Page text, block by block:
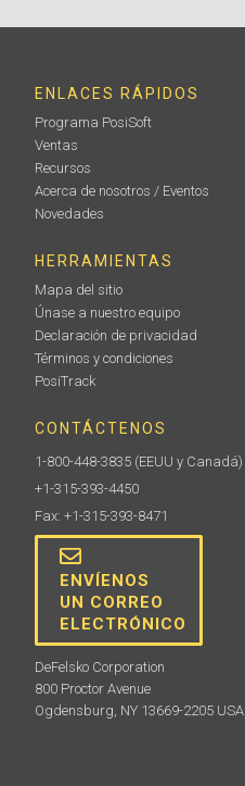
ENLACES RÁPIDOS
Programa PosiSoft
Ventas
Recursos
Acerca de nosotros / Eventos
Novedades
HERRAMIENTAS
Mapa del sitio
Únase a nuestro equipo
Declaración de privacidad
Términos y condiciones
PosiTrack
CONTÁCTENOS
1-800-448-3835 (EEUU y Canadá)
+1-315-393-4450
Fax: +1-315-393-8471
ENVÍENOS
UN CORREO
ELECTRÓNICO
DeFelsko Corporation
800 Proctor Avenue
Ogdensburg, NY 13669-2205 USA